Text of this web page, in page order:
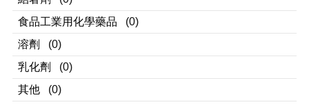
食品工業用化學藥品
(0)
溶劑
(0)
乳化劑
(0)
其他
(0)